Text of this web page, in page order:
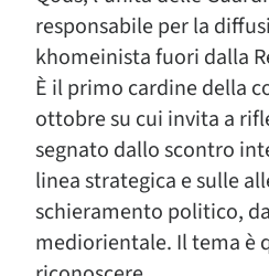
responsabile per la
khomeinista fuori dalla
È il primo cardine della
ottobre su cui invita a
segnato dallo scontro
linea strategica e sulle
schieramento politico,
mediorientale. Il tema è